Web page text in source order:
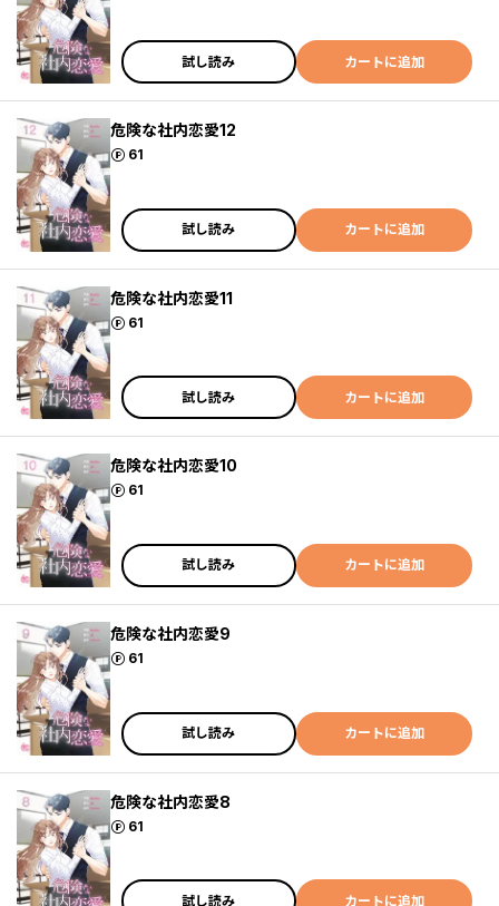
試し読み カートに追加
危険な社内恋愛12
61
ポイント
試し読み カートに追加
危険な社内恋愛11
61
ポイント
試し読み カートに追加
危険な社内恋愛10
61
ポイント
試し読み カートに追加
危険な社内恋愛9
61
ポイント
試し読み カートに追加
危険な社内恋愛8
61
ポイント
試し読み カートに追加